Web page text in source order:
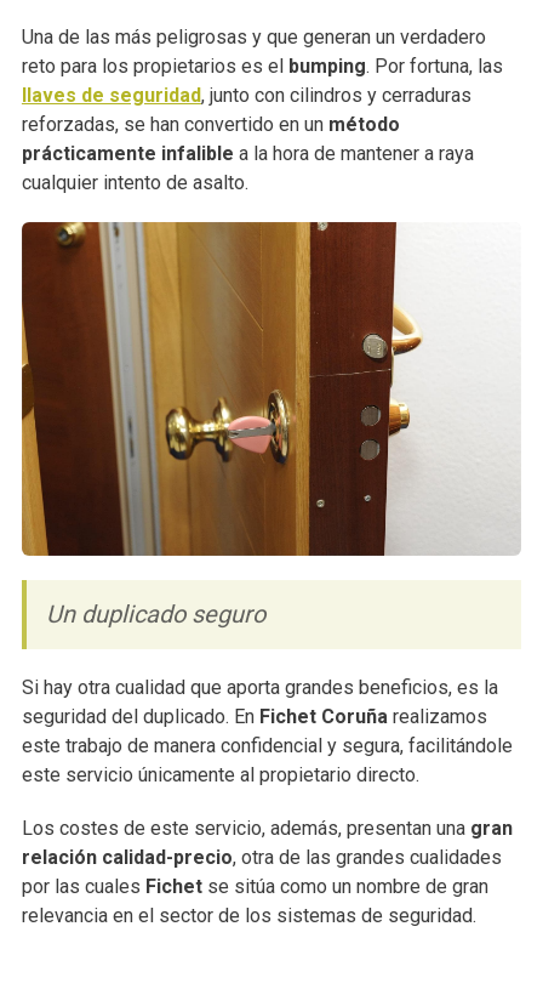
Una de las más peligrosas y que generan un verdadero
reto para los propietarios es el
bumping. Por fortuna, las
llaves de seguridad, junto con cilindros y cerraduras
reforzadas, se han convertido en un método
prácticamente infalible a la hora de mantener a raya
cualquier intento de asalto.
Un duplicado seguro
Si hay otra cualidad que aporta grandes beneficios, es la
seguridad del duplicado. En Fichet Coruña realizamos
este trabajo de manera confidencial y segura, facilitándole
este servicio únicamente al propietario directo.
Los costes de este servicio, además, presentan una gran
relación calidad-precio, otra de las grandes cualidades
por las cuales Fichetse sitúa como un nombre de gran
relevancia en el sector de los sistemas de seguridad.